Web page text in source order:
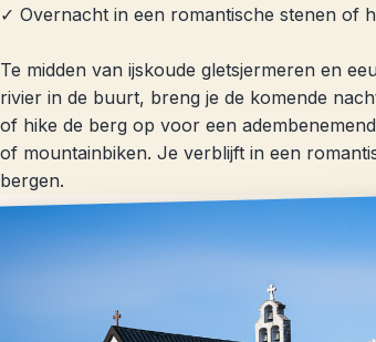
✓ Overnacht in een romantische stenen of
Te midden van ijskoude gletsjermeren en
rivier in de buurt, breng je de komende
of hike de berg op voor een
of mountainbiken. Je verblijft in een
bergen.